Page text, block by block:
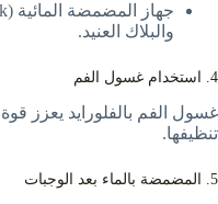
والبلاك العنيد.
4. استخدام غسول الفم
غسول الفم بالفلورايد يعزز
تنظيفها.
5. المضمضة بالماء بعد الوجبات